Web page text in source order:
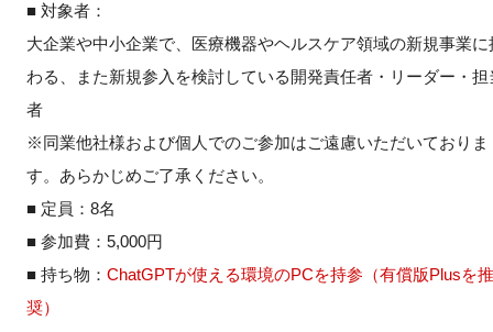
■ 対象者：
大企業や中小企業で、医療機器やヘルスケア領域の新規事業に
わる、また新規参入を検討している開発責任者・リーダー・担
者
※同業他社様および個人でのご参加はご遠慮いただいておりま
す。あらかじめご了承ください。
■ 定員：8名
■ 参加費：5,000円
■ 持ち物： ChatGPTが使える環境のPCを持参（有償版Plusを推
奨）